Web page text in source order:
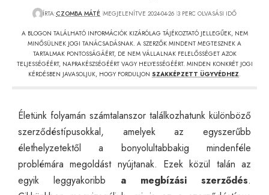
ÍRTA:CZOMBA MÁTÉ MEGJELENÍTVE 2024-04-26 3 PERC OLVASÁSI IDŐ
A BLOGON TALÁLHATÓ INFORMÁCIÓK KIZÁRÓLAG TÁJÉKOZTATÓ JELLEGŰEK, NEM
MINŐSÜLNEK JOGI TANÁCSADÁSNAK. A SZERZŐK MINDENT MEGTESZNEK A
TARTALMAK PONTOSSÁGÁÉRT, DE NEM VÁLLALNAK FELELŐSSÉGET AZOK
TELJESSÉGÉÉRT, NAPRAKÉSZSÉGÉÉRT VAGY HELYESSÉGÉÉRT. MINDEN KONKRÉT JOGI
KÉRDÉSBEN JAVASOLJUK, HOGY FORDULJON SZAKKÉPZETT ÜGYVÉDHEZ.
Életünk folyamán számtalanszor találkozhatunk különböző
szerződéstípusokkal, amelyek az egyszerűbb
élethelyzetektől a bonyolultabbakig mindenféle
problémára megoldást nyújtanak. Ezek közül talán az
egyik leggyakoribb a megbízási szerződés.